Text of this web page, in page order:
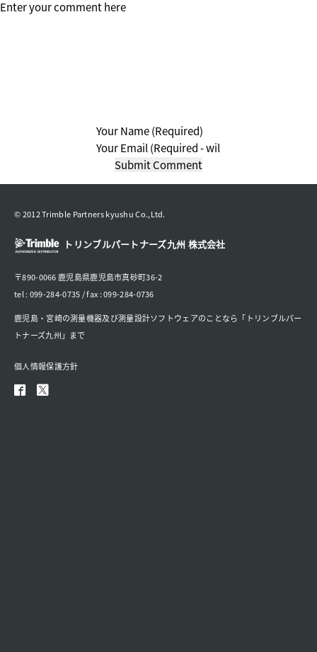
© 2012 Trimble Partners kyushu Co.,Ltd.
トリンブルパートナーズ九州 株式会社
〒890-0066 鹿児島県鹿児島市真砂町36-2
tel : 099-284-0735 / fax : 099-284-0736
鹿児島・宮崎の測量機器及び測量設計ソフトウェアのことなら「トリンブルパー
トナーズ九州」まで
個人情報保護方針